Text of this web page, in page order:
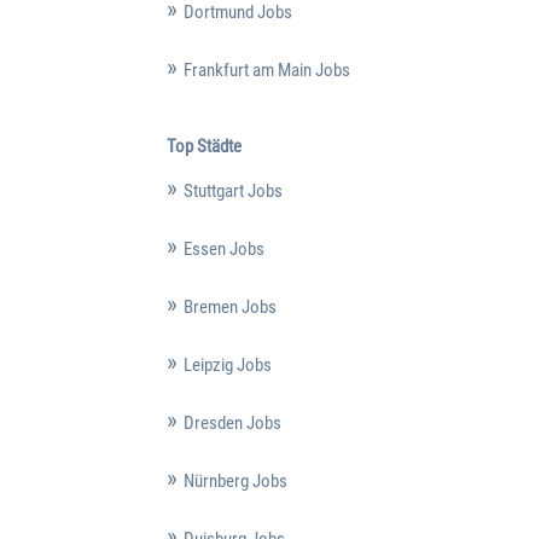
Dortmund Jobs
Frankfurt am Main Jobs
Top Städte
Stuttgart Jobs
Essen Jobs
Bremen Jobs
Leipzig Jobs
Dresden Jobs
Nürnberg Jobs